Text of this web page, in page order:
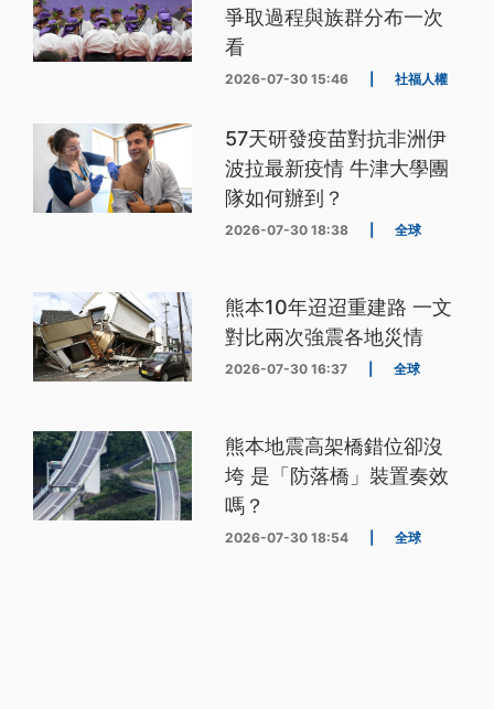
爭取過程與族群分布一次
看
2026-07-30 15:46 社福人權
57天研發疫苗對抗非洲伊
波拉最新疫情 牛津大學團
隊如何辦到？
2026-07-30 18:38 全球
熊本10年迢迢重建路 一文
對比兩次強震各地災情
2026-07-30 16:37 全球
熊本地震高架橋錯位卻沒
垮 是「防落橋」裝置奏效
嗎？
2026-07-30 18:54 全球